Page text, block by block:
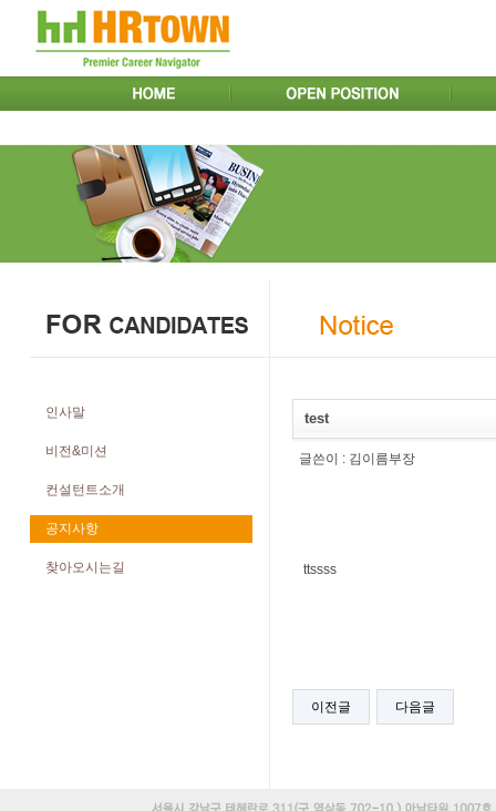
인사말
비전&미션
컨설턴트소개
공지사항
찾아오시는길
test
글쓴이 : 김이름부장
ttssss
이전글 다음글